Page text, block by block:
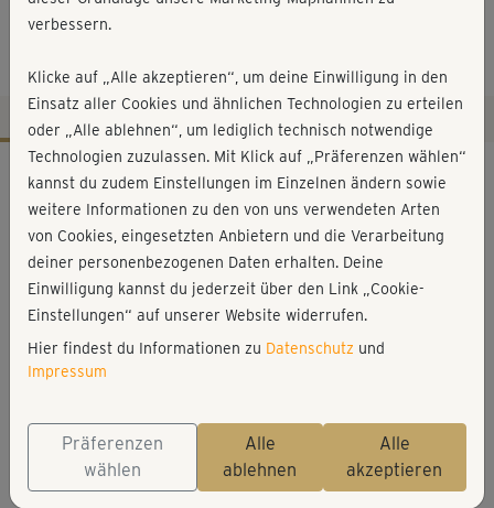
No-Repetition – Cardio, Beine, Po
Workout-Facts
mittelschwer
37 Min
200 kcal
Lisa Grünberg
Matte
verbessern.
Klicke auf „Alle akzeptieren“, um deine Einwilligung in den
Einsatz aller Cookies und ähnlichen Technologien zu erteilen
oder „Alle ablehnen“, um lediglich technisch notwendige
Technologien zuzulassen. Mit Klick auf „Präferenzen wählen“
kannst du zudem Einstellungen im Einzelnen ändern sowie
weitere Informationen zu den von uns verwendeten Arten
von Cookies, eingesetzten Anbietern und die Verarbeitung
deiner personenbezogenen Daten erhalten. Deine
Einwilligung kannst du jederzeit über den Link „Cookie-
Einstellungen“ auf unserer Website widerrufen.
Hier findest du Informationen zu Datenschutz und
Impressum
Präferenzen
wählen
Alle
ablehnen
Alle
akzeptieren